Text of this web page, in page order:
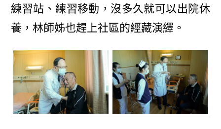
練習站、練習移動，沒多久就可以出院休
養，林師姊也趕上社區的經藏演繹。